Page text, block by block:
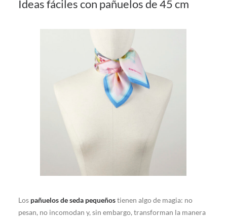
Ideas fáciles con pañuelos de 45 cm
Los pañuelos de seda pequeñostienen algo de magia: no
pesan, no incomodan y, sin embargo, transforman la manera